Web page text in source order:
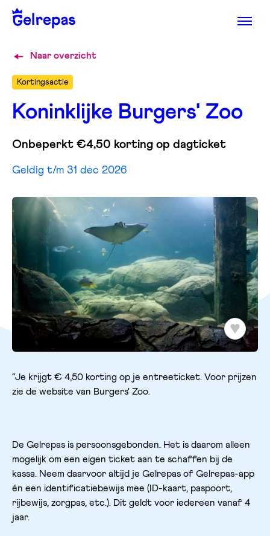
Naar overzicht
Kortingsactie
Koninklijke Burgers' Zoo
Onbeperkt €4,50 korting op dagticket
Geldig t/m 31 dec 2026
“Je krijgt € 4,50 korting op je entreeticket. Voor prijzen
zie de website van Burgers' Zoo.
De Gelrepas is persoonsgebonden. Het is daarom alleen
mogelijk om een eigen ticket aan te schaffen bij de
kassa. Neem daarvoor altijd je Gelrepas of Gelrepas-app
én een identificatiebewijs mee (ID-kaart, paspoort,
rijbewijs, zorgpas, etc.). Dit geldt voor iedereen vanaf 4
jaar.